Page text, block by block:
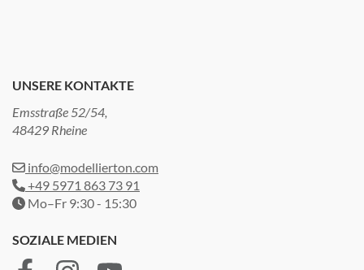
UNSERE KONTAKTE
Emsstraße 52/54,
48429 Rheine
info@modellierton.com
+49 5971 863 73 91
Mo–Fr 9:30 - 15:30
SOZIALE MEDIEN